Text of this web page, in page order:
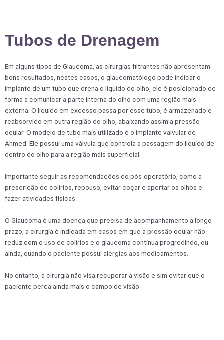
conteúdo
Tubos de Drenagem
Em alguns tipos de Glaucoma, as cirurgias filtrantes não apresentam
bons resultados, nestes casos, o glaucomatólogo pode indicar o
implante de um tubo que drena o líquido do olho, ele é posicionado de
forma a comunicar a parte interna do olho com uma região mais
externa. O líquido em excesso passa por esse tubo, é armazenado e
reabsorvido em outra região do olho, abaixando assim a pressão
ocular. O modelo de tubo mais utilizado é o implante valvular de
Ahmed. Ele possui uma válvula que controla a passagem do líquido de
dentro do olho para a região mais superficial.
Importante seguir as recomendações do pós-operatório, como a
prescrição de colírios, repouso, evitar coçar e apertar os olhos e
fazer atividades físicas.
O Glaucoma é uma doença que precisa de acompanhamento a longo
prazo, a cirurgia é indicada em casos em que a pressão ocular não
reduz com o uso de colírios e o glaucoma continua progredindo, ou
ainda, quando o paciente possui alergias aos medicamentos.
No entanto, a cirurgia não visa recuperar a visão e sim evitar que o
paciente perca ainda mais o campo de visão.